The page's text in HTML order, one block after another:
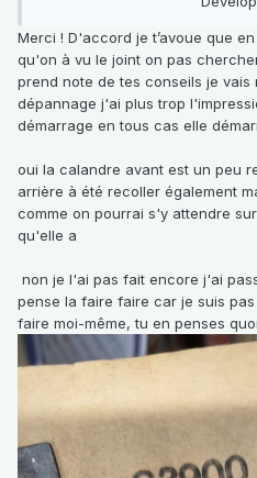
kilométrage où ça commence
avant.
Merci ! D'accord je t’avoue que
qu'on à vu le joint on pas
prend note de tes conseils je
dépannage j'ai plus trop
démarrage en tous cas elle
oui la calandre avant est un peu
arrière à été recoller également
comme on pourrai s'y attendre
qu'elle a
non je l'ai pas fait encore j'ai
pense la faire faire car je suis
faire moi-même, tu en penses